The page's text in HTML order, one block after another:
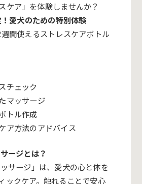
ケア」を体験しませんか？
愛犬のための特別体験
間使えるストレスケアボトル
チェック
マッサージ
トル作成
ア方法のアドバイス
ージとは？
ッサージ」は、愛犬の心と体を
ックケア。触れることで安心